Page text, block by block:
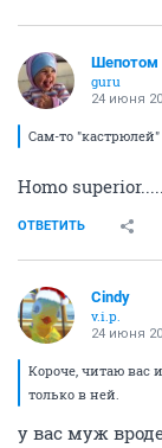
Шепотом
guru
24 июня
Сам-то "кастрюлей"
Homo
ОТВЕТИТЬ
Cindy
v.i.p.
24 июня
Короче, читаю вас
только в ней.
у вас муж